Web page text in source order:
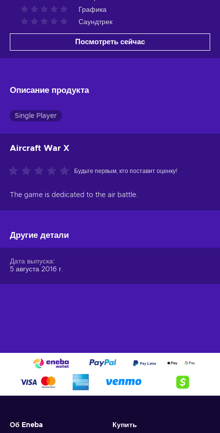
Графика
Саундтрек
Посмотреть сейчас
Описание продукта
Single Player
Aircraft War X
Будьте первым, кто поставит оценку!
The game is dedicated to the air battle.
Другие детали
Дата выпуска
5 августа 2016 г.
Об Eneba Купить